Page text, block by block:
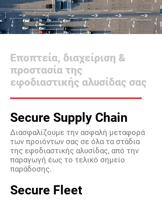
Εποπτεία, διαχείριση &
προστασία της
εφοδιαστικής αλυσίδας σας
Secure Supply Chain
Διασφαλίζουμε την ασφαλή μεταφορά
των προιόντων σας σε όλα τα στάδια
της εφοδιαστικής αλυσίδας, από την
παραγωγή έως το τελικό σημείο
παράδοσης.
Secure Fleet